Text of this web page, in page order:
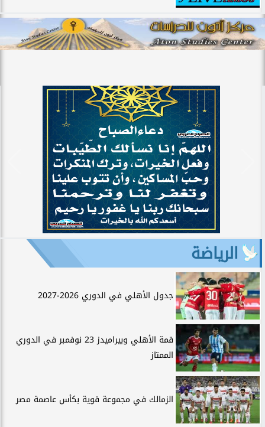
الرياضة
جدول الأهلي في الدوري 2026-2027
قمة الأهلي وبيراميدز 23 نوفمبر في الدوري
الممتاز
الزمالك في مجموعة قوية بكأس عاصمة مصر